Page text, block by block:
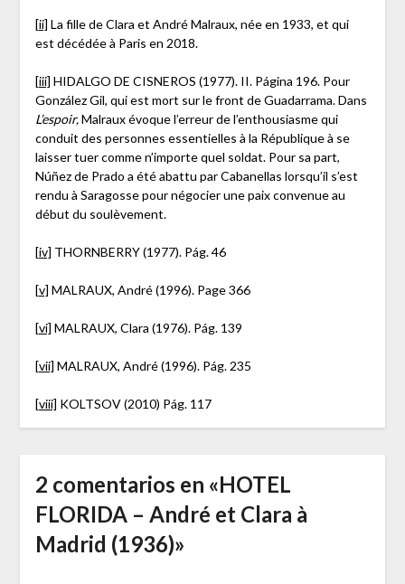
[ii] La fille de Clara et André Malraux, née en 1933, et qui
est décédée à Paris en 2018.
[iii] HIDALGO DE CISNEROS (1977). II. Página 196. Pour
González Gil, qui est mort sur le front de Guadarrama. Dans
L’espoir,Malraux évoque l’erreur de l’enthousiasme qui
conduit des personnes essentielles à la République à se
laisser tuer comme n’importe quel soldat. Pour sa part,
Núñez de Prado a été abattu par Cabanellas lorsqu’il s’est
rendu à Saragosse pour négocier une paix convenue au
début du soulèvement.
[iv] THORNBERRY (1977). Pág. 46
[v] MALRAUX, André (1996). Page 366
[vi] MALRAUX, Clara (1976). Pág. 139
[vii] MALRAUX, André (1996). Pág. 235
[viii] KOLTSOV (2010) Pág. 117
2 comentarios en «HOTEL
FLORIDA – André et Clara à
Madrid (1936)»